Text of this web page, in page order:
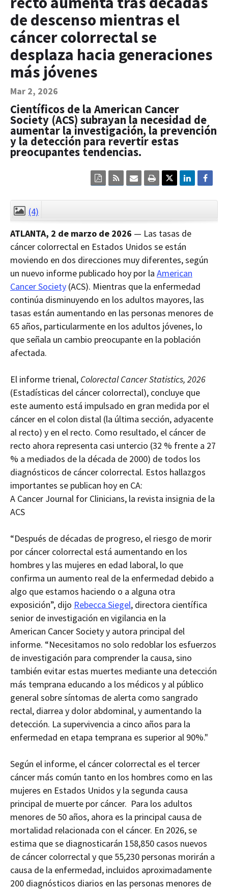
Contact Us
Bequest Language
de descenso mientras el
cáncer colorrectal se
desplaza hacia generaciones
más jóvenes
Mar 2, 2026
Científicos de la American Cancer
Society (ACS) subrayan la necesidad de
aumentar la investigación, la prevención
y la detección para revertir estas
preocupantes tendencias.
Click
here
print
current
on
this
page.
Click
here
email
current
content.
Click
here
sign
for
Click
here
view
current
content
in
within
a
downloaded
PDF
document.
(4)
ATLANTA, 2 de marzo de 2026 — Las tasas de
cáncer colorrectal en Estados Unidos se están
moviendo en dos direcciones muy diferentes, según
un nuevo informe publicado hoy por la American
Cancer Society (ACS). Mientras que la enfermedad
continúa disminuyendo en los adultos mayores, las
tasas están aumentando en las personas menores de
65 años, particularmente en los adultos jóvenes, lo
que señala un cambio preocupante en la población
afectada.
El informe trienal, Colorectal Cancer Statistics, 2026
(Estadísticas del cáncer colorrectal), concluye que
este aumento está impulsado en gran medida por el
cáncer en el colon distal (la última sección, adyacente
al recto) y en el recto. Como resultado, el cáncer de
recto ahora representa casi untercio (32 % frente a 27
% a mediados de la década de 2000) de todos los
diagnósticos de cáncer colorrectal. Estos hallazgos
importantes se publican hoy en CA:
A Cancer Journal for Clinicians, la revista insignia de la
ACS
“Después de décadas de progreso, el riesgo de morir
por cáncer colorrectal está aumentando en los
hombres y las mujeres en edad laboral, lo que
confirma un aumento real de la enfermedad debido a
algo que estamos haciendo o a alguna otra
exposición”, dijo Rebecca Siegel, directora científica
senior de investigación en vigilancia en la
American Cancer Society y autora principal del
informe. “Necesitamos no solo redoblar los esfuerzos
de investigación para comprender la causa, sino
también evitar estas muertes mediante una detección
más temprana educando a los médicos y al público
general sobre síntomas de alerta como sangrado
rectal, diarrea y dolor abdominal, y aumentando la
detección. La supervivencia a cinco años para la
enfermedad en etapa temprana es superior al 90%."
Según el informe, el cáncer colorrectal es el tercer
cáncer más común tanto en los hombres como en las
mujeres en Estados Unidos y la segunda causa
principal de muerte por cáncer. Para los adultos
menores de 50 años, ahora es la principal causa de
mortalidad relacionada con el cáncer. En 2026, se
estima que se diagnosticarán 158,850 casos nuevos
de cáncer colorrectal y que 55,230 personas morirán a
causa de la enfermedad, incluidos aproximadamente
200 diagnósticos diarios en las personas menores de